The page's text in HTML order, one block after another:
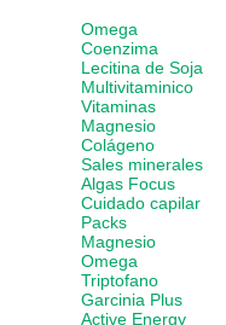
Omega
Coenzima
Lecitina de Soja
Multivitaminico
Vitaminas
Magnesio
Colágeno
Sales minerales
Algas Focus
Cuidado capilar
Packs
Magnesio
Omega
Triptofano
Garcinia Plus
Active Energy